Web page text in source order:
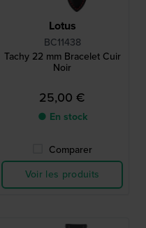
Lotus
BC11438
Tachy 22 mm Bracelet Cuir
Noir
25,00 €
● En stock
Comparer
Voir les produits